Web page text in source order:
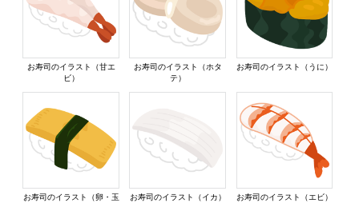
お寿司のイラスト（甘エ
ビ）
お寿司のイラスト（ホタ
テ）
お寿司のイラスト（うに）
お寿司のイラスト（卵・玉
お寿司のイラスト（イカ） お寿司のイラスト（エビ）